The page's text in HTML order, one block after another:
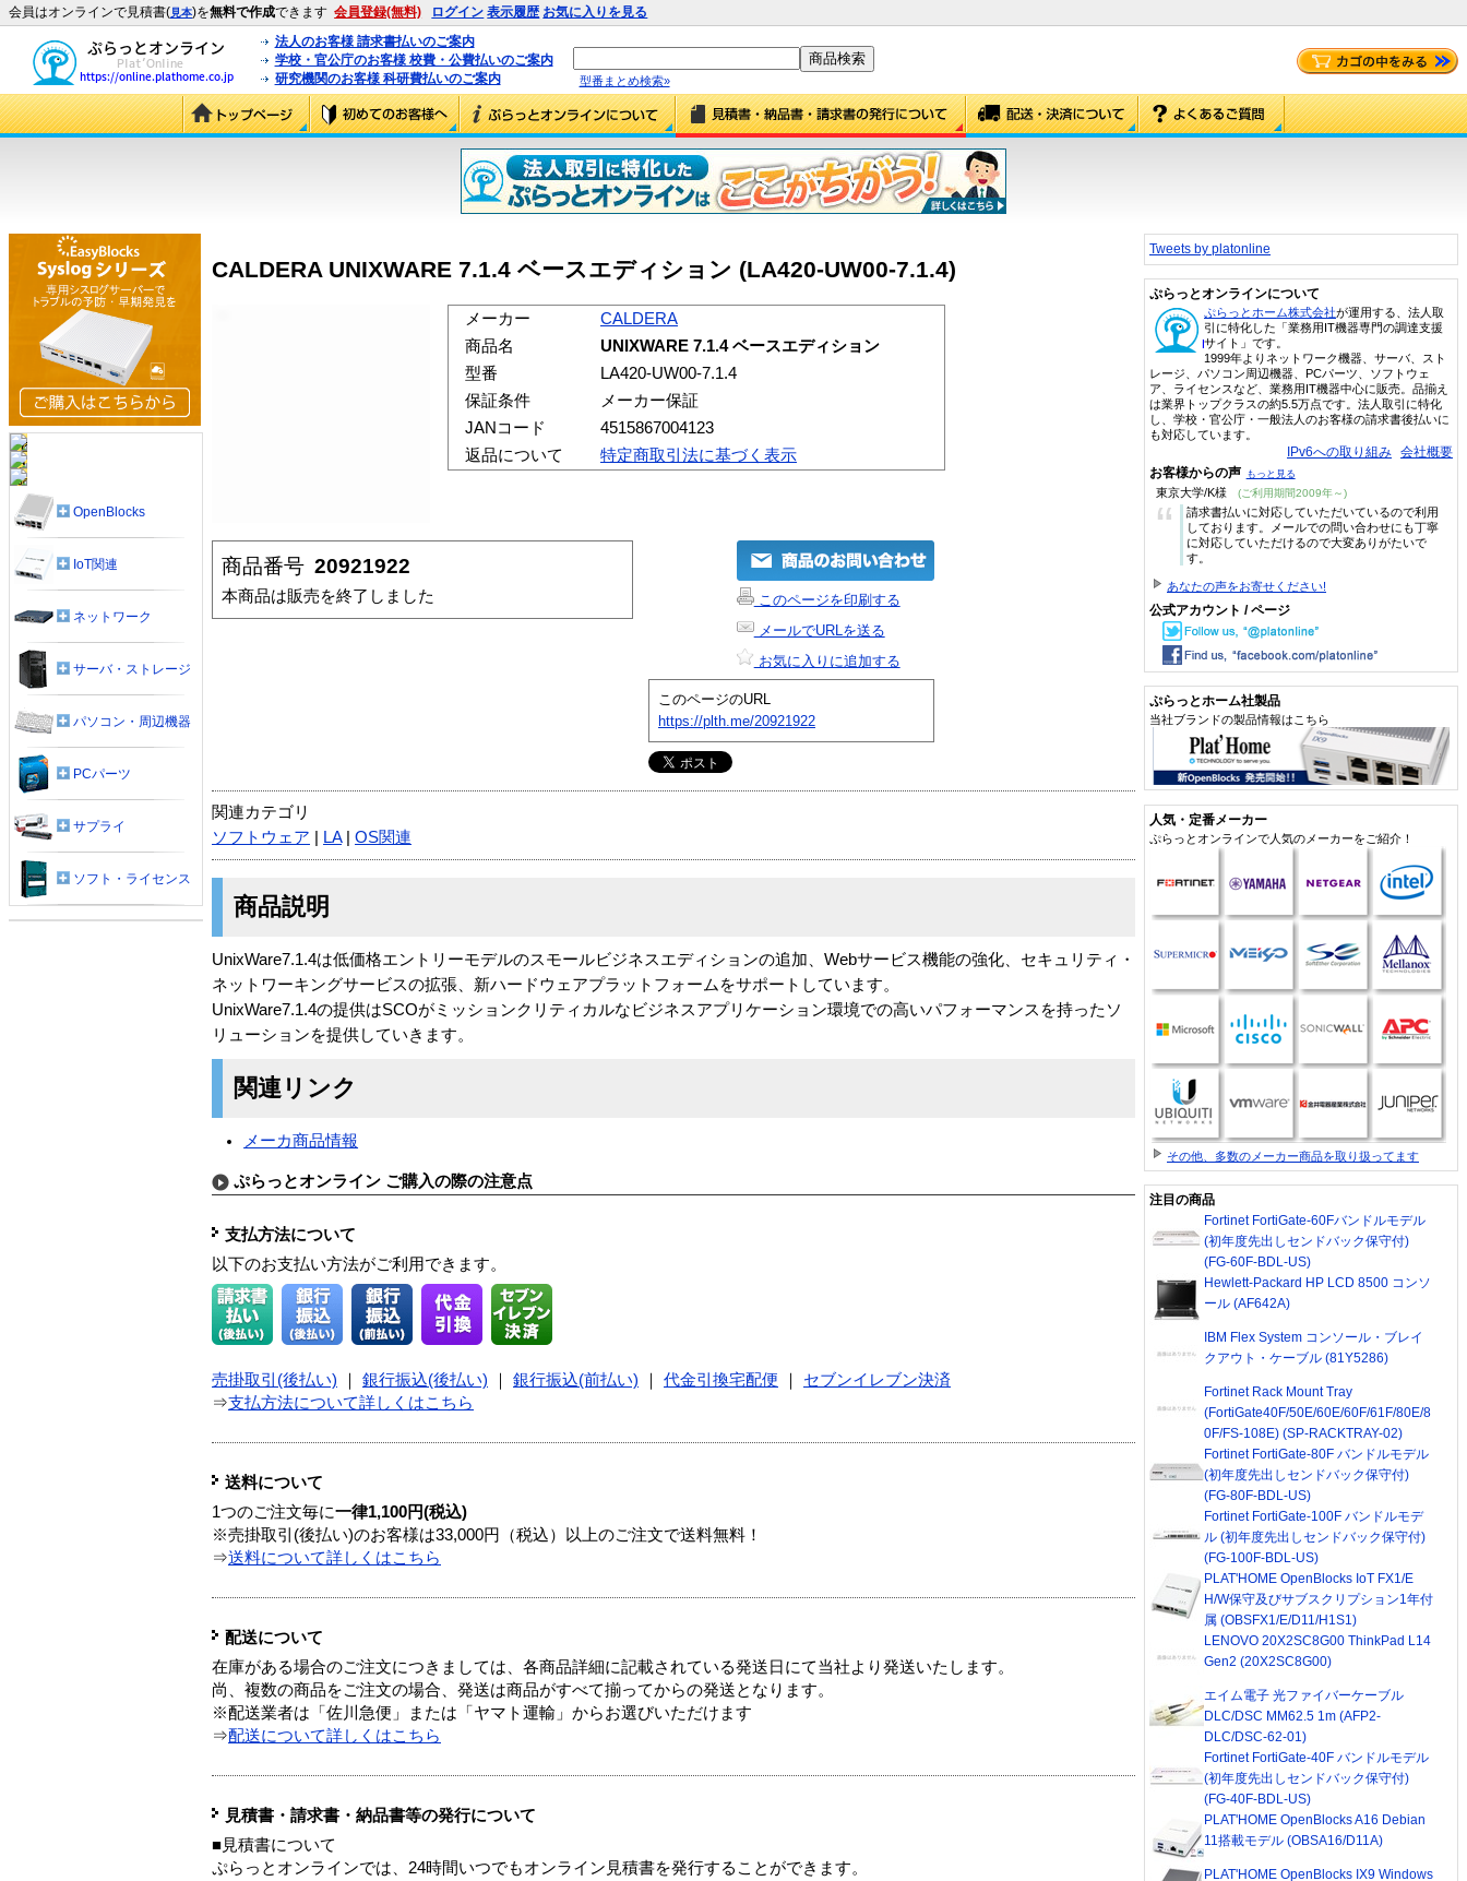
会員はオンラインで見積書(見本)を無料で作成できます 会員登録(無料) ログイン 表示履歴 お気に入りを見る
法人のお客様 請求書払いのご案内
学校・官公庁のお客様 校費・公費払いのご案内
研究機関のお客様 科研費払いのご案内
型番まとめ検索»
CALDERA UNIXWARE 7.1.4 ベースエディション (LA420-UW00-7.1.4)
メーカー
CALDERA
商品名
UNIXWARE 7.1.4 ベースエディション
型番
LA420-UW00-7.1.4
保証条件
メーカー保証
JANコード
4515867004123
返品について
特定商取引法に基づく表示
商品番号 20921922
本商品は販売を終了しました
このページを印刷する
メールでURLを送る
お気に入りに追加する
このページのURL
https://plth.me/20921922
関連カテゴリ
ソフトウェア
LA| OS関連
商品説明
UnixWare7.1.4は低価格エントリーモデルのスモールビジネスエディションの追加、Webサービス機能の強化、セキュリティ・
ネットワーキングサービスの拡張、新ハードウェアプラットフォームをサポートしています。
UnixWare7.1.4の提供はSCOがミッションクリティカルなビジネスアプリケーション環境での高いパフォーマンスを持ったソ
リューションを提供していきます。
関連リンク
メーカ商品情報
ぷらっとオンライン ご購入の際の注意点
支払方法について
以下のお支払い方法がご利用できます。
売掛取引(後払い) 銀行振込(後払い) 銀行振込(前払い) 代金引換宅配便
セブンイレブン決済
⇒支払方法について詳しくはこちら
送料について
1つのご注文毎に一律1,100円(税込)
※売掛取引(後払い)のお客様は33,000円（税込）以上のご注文で送料無料！
⇒送料について詳しくはこちら
配送について
在庫がある場合のご注文につきましては、各商品詳細に記載されている発送日にて当社より発送いたします。
尚、複数の商品をご注文の場合、発送は商品がすべて揃ってからの発送となります。
※配送業者は「佐川急便」または「ヤマト運輸」からお選びいただけます
⇒配送について詳しくはこちら
見積書・請求書・納品書等の発行について
■見積書について
ぷらっとオンラインでは、24時間いつでもオンライン見積書を発行することができます。
OpenBlocks
IoT関連
ネットワーク
サーバ・ストレージ
パソコン・周辺機器
PCパーツ
サプライ
ソフト・ライセンス
Tweets by platonline
ぷらっとオンラインについて
ぷらっとホーム株式会社が運用する、法人取
引に特化した「業務用IT機器専門の調達支援
サイト」です。
1999年よりネットワーク機器、サーバ、スト
レージ、パソコン周辺機器、PCパーツ、ソフトウェ
ア、ライセンスなど、業務用IT機器中心に販売。品揃え
は業界トップクラスの約5.5万点です。法人取引に特化
し、学校・官公庁・一般法人のお客様の請求書後払いに
も対応しています。
IPv6への取り組み 会社概要
お客様からの声 もっと見る
東京大学/K様 (ご利用期間2009年～)
“
請求書払いに対応していただいているので利用
しております。メールでの問い合わせにも丁寧
に対応していただけるので大変ありがたいで
す。
あなたの声をお寄せください!
公式アカウント / ページ
ぷらっとホーム社製品
当社ブランドの製品情報はこちら
人気・定番メーカー
ぷらっとオンラインで人気のメーカーをご紹介！
その他、多数のメーカー商品を取り扱ってます
注目の商品
Fortinet FortiGate-60Fバンドルモデル
(初年度先出しセンドバック保守付)
(FG-60F-BDL-US)
Hewlett-Packard HP LCD 8500 コンソ
ール (AF642A)
IBM Flex System コンソール・ブレイ
クアウト・ケーブル (81Y5286)
Fortinet Rack Mount Tray
(FortiGate40F/50E/60E/60F/61F/80E/8
0F/FS-108E) (SP-RACKTRAY-02)
Fortinet FortiGate-80F バンドルモデル
(初年度先出しセンドバック保守付)
(FG-80F-BDL-US)
Fortinet FortiGate-100F バンドルモデ
ル (初年度先出しセンドバック保守付)
(FG-100F-BDL-US)
PLAT'HOME OpenBlocks IoT FX1/E
H/W保守及びサブスクリプション1年付
属 (OBSFX1/E/D11/H1S1)
LENOVO 20X2SC8G00 ThinkPad L14
Gen2 (20X2SC8G00)
エイム電子 光ファイバーケーブル
DLC/DSC MM62.5 1m (AFP2-
DLC/DSC-62-01)
Fortinet FortiGate-40F バンドルモデル
(初年度先出しセンドバック保守付)
(FG-40F-BDL-US)
PLAT'HOME OpenBlocks A16 Debian
11搭載モデル (OBSA16/D11A)
PLAT'HOME OpenBlocks IX9 Windows